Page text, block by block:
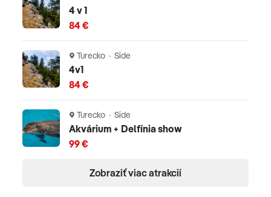
4 v 1
84 €
Turecko · Side
4v1
84 €
Turecko · Side
Akvárium + Delfínia show
99 €
Zobraziť viac atrakcií